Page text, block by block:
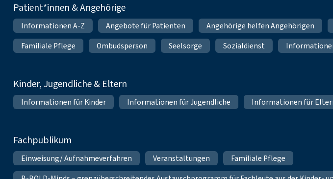
Patient*innen & Angehörige
Informationen A-Z Angebote für Patienten Angehörige helfen Angehörigen
Familiale Pflege
Ombudsperson Seelsorge Sozialdienst
Kinder, Jugendliche & Eltern
Informationen für Kinder Informationen für Jugendliche Informationen für
Fachpublikum
Einweisung/ Aufnahmeverfahren Veranstaltungen
Familiale Pflege